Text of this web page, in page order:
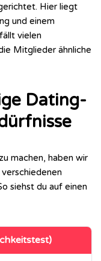
Hier liegt
und einem
vielen
Mitglieder ähnliche
Dating-
machen, haben wir
siehst du auf einen